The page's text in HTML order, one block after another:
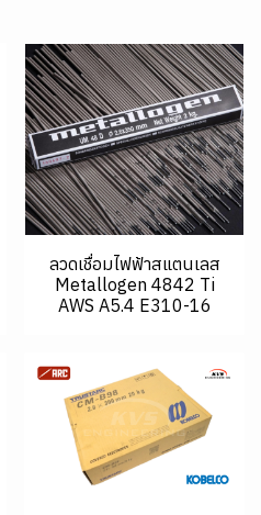
ลวดเชื่อมไฟฟ้าสแตนเลส
Metallogen 4842 Ti
AWS A5.4 E310-16